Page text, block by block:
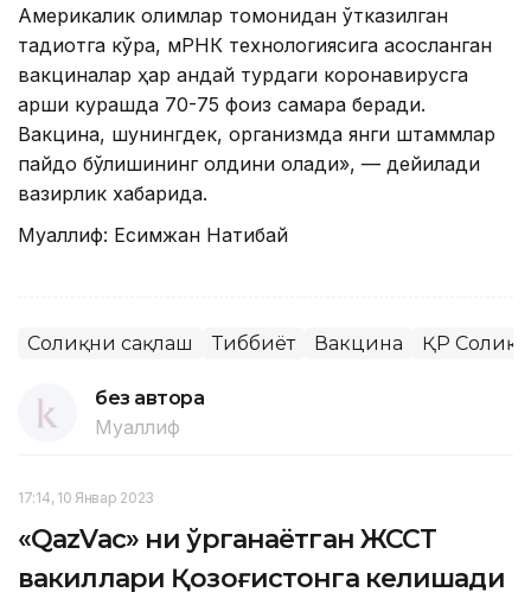
Америкалик олимлар томонидан ўтказилган
тадқиқотга кўра, мРНК технологиясига асосланган
вакциналар ҳар қандай турдаги коронавирусга
қарши курашда 70-75 фоиз самара беради.
Вакцина, шунингдек, организмда янги штаммлар
пайдо бўлишининг олдини олади», — дейилади
вазирлик хабарида.
Муаллиф: Есимжан Нақтибай
Соғлиқни сақлаш Тиббиёт Вакцина ҚР
без автора
Муаллиф
17:14, 10 Январ 2023
«QazVac» ни ўрганаётган ЖССТ
вакиллари Қозоғистонга келишади